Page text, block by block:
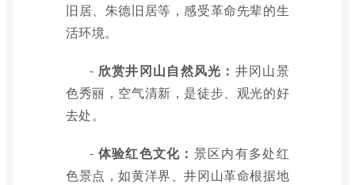
旧居、朱德旧居等，感受革命先辈的生
活环境。
- 欣赏井冈山自然风光： 井冈山景
色秀丽，空气清新，是徒步、观光的好
去处。
- 体验红色文化： 景区内有多处红
色景点，如黄洋界、井冈山革命根据地